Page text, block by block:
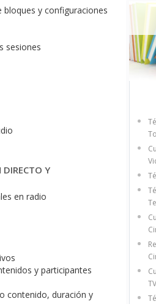
y configuraciones
sesiones
Y
en radio
y participantes
contenido, duración y
TV